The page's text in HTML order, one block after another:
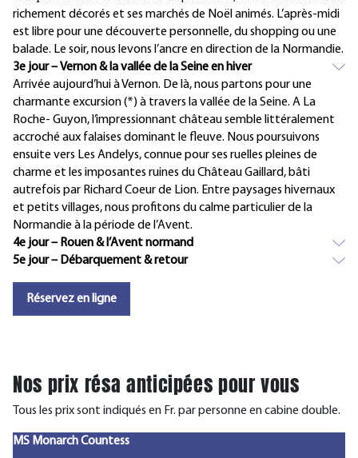
richement décorés et ses marchés de Noël animés. L’après-midi
est libre pour une découverte personnelle, du shopping ou une
balade. Le soir, nous levons l’ancre en direction de la Normandie.
3e jour – Vernon & la vallée de la Seine en hiver
Arrivée aujourd’hui à Vernon. De là, nous partons pour une
charmante excursion (*) à travers la vallée de la Seine. A La
Roche- Guyon, l’impressionnant château semble littéralement
accroché aux falaises dominant le fleuve. Nous poursuivons
ensuite vers Les Andelys, connue pour ses ruelles pleines de
charme et les imposantes ruines du Château Gaillard, bâti
autrefois par Richard Coeur de Lion. Entre paysages hivernaux
et petits villages, nous profitons du calme particulier de la
Normandie à la période de l’Avent.
4e jour – Rouen & l’Avent normand
5e jour – Débarquement & retour
Réservez en ligne
Nos prix résa anticipées pour vous
Tous les prix sont indiqués en Fr. par personne en cabine double.
MS Monarch Countess